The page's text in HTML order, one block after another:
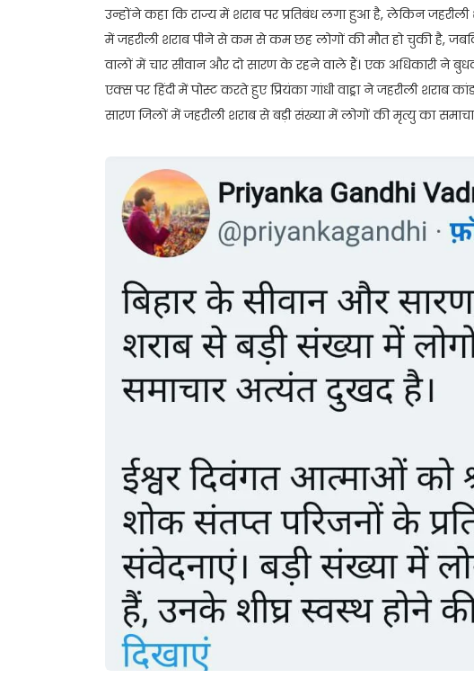
उन्होंने कहा कि राज्य में शराब पर प्रतिबंध लगा हुआ है, लेकिन जहरीली
में जहरीली शराब पीने से कम से कम छह लोगों की मौत हो चुकी है,
वालों में चार सीवान और दो सारण के रहने वाले हैं। एक अधिकारी ने
एक्स पर हिंदी में पोस्ट करते हुए प्रियंका गांधी वाड्रा ने जहरीली शराब
सारण जिलों में जहरीली शराब से बड़ी संख्या में लोगों की मृत्यु का